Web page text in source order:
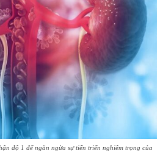
độ 1 để ngăn ngừa sự tiến triển nghiêm trọng của